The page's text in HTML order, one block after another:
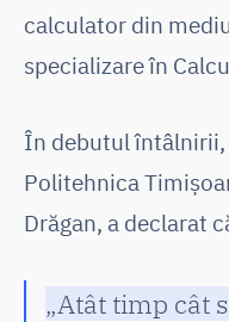
calculator din
specializare în
În debutul
Politehnica
Drăgan, a declarat
„Atât timp cât